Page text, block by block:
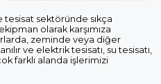
sektöründe sıkça
olarak karşımıza
zeminde veya diğer
ve elektrik tesisatı, su tesisatı,
farklı alanda işlerimizi